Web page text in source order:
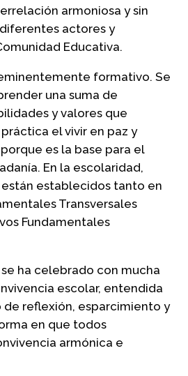
armoniosa y sin
actores y
Educativa.
formativo. Se
una suma de
y valores que
el vivir en paz y
es la base para el
En la escolaridad,
establecidos tanto en
Transversales
Fundamentales
ha celebrado con mucha
escolar, entendida
reflexión, esparcimiento y
en que todos
armónica e